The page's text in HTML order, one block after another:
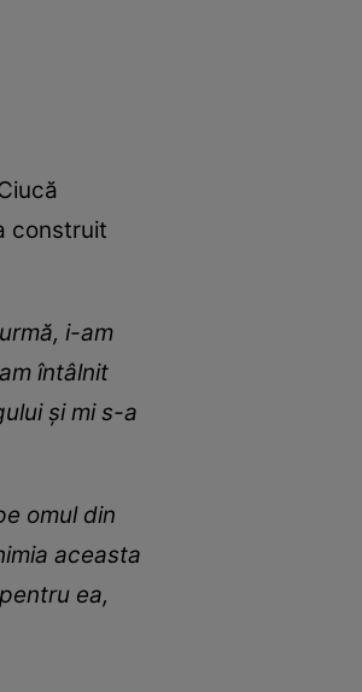
construit
i-am
întâlnit
și mi s-a
omul din
aceasta
ea,